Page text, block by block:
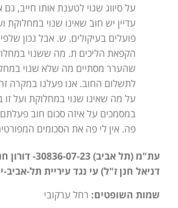
על סיווג שגוי לטענת אותו חייב,
עדיין יש חוב שאינו שנוי במחלוקת
פועלים בעיקולים. ש. אבל נכון
הקפאת הליכים ת. מה ששנוי
שהערר מסתיים מה שלא שנוי
לתשלום החוב. אנו פעלנו במקרה
על מה שאינו שנוי במחלוקת ועל
במסמכים על איזה סכום חוב פעלתם
פה. אין לי פה את הסכומים
עת"מ (תל אביב)
דניאל חנן ז"ל) עי נגד עיריית תל-אביב-
שמות השופטים: רחל ערקובי